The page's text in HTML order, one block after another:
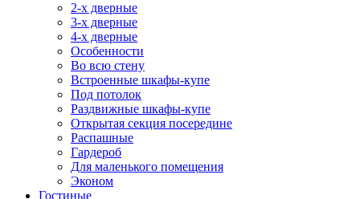
2-х дверные
3-х дверные
4-х дверные
Особенности
Во всю стену
Встроенные шкафы-купе
Под потолок
Раздвижные шкафы-купе
Открытая секция посередине
Распашные
Гардероб
Для маленького помещения
Эконом
Гостиные